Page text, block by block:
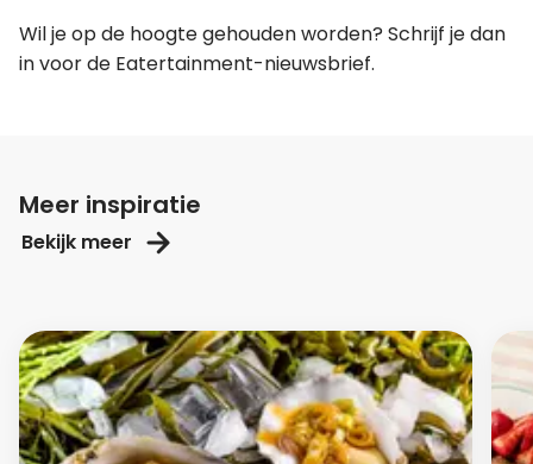
Wil je op de hoogte gehouden worden? Schrijf je dan
in voor de Eatertainment-nieuwsbrief.
Meer inspiratie
Bekijk meer